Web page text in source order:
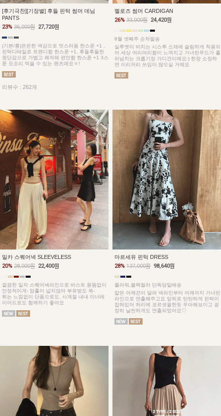
[후기극찬][기장별] 후들 핀턱 썸머 데님
PANTS
23% 36,000원 27,720원
(기본/롱)은은한 색감으로 멋스러움 한스푼 +1 ,
핀턱디테일로 트렌디함 한스푼 +1, 후들후들한
원단감으로 가볍고 쾌적해 편안함 한스푼 +1 3스
푼 모조리 먹을 수 있는 팬츠예요ㅎ!
리뷰수 : 262개
멜로즈 썸머 CARDIGAN
26% 33,000원 24,420원
8월 셋째주 순차발송
실루엣이 비치는 시스루 소재에 슬림하게 착용되
어 세상 여리여리함이 느껴지고 가녀린무드가 흘
러넘치는 크롭기장 가디건이예요:) 한장 소장하
면 이리저리 쓰임이 많으실 거예요
밀카 스퀘어넥 SLEEVELESS
20% 28,000원 22,400원
깔끔한 일자 스퀘어넥라인으로 바스트 듣뜸없이
안정적이게- 암홀이 넓지않아 부유방도 쏙-
튀는 느낌없이 단품으로도, 사계절 내내 이너레
이어드로도 함께하기 좋아요
마르세유 핀턱 DRESS
28% 137,000원 98,640원
플라워,블랙컬러 단독당일배송
얇은 어깨끈이 달려 넥라인부터 어깨까지 가녀린
라인으로 연출해주고요 앞뒤로 탄탄하게 핀턱이
잡혀있어 허리에 코르셋을한듯 우아해보이고 굉
장히 날씬하게도 연출되었어요♡